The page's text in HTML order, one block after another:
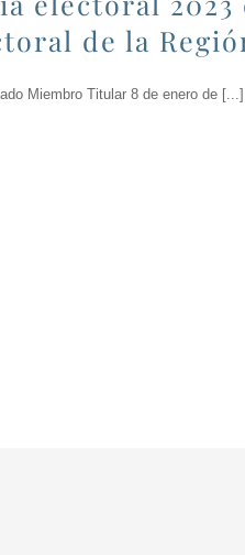
de la
Miembro Titular 8 de enero de [...]